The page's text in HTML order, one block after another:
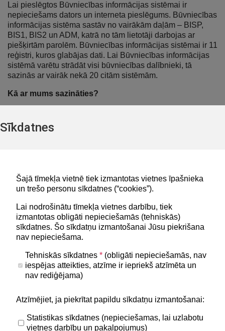
Sīkdatnes
Šajā tīmekļa vietnē tiek izmantotas vietnes īpašnieka
un trešo personu sīkdatnes (“cookies”).
Lai nodrošinātu tīmekļa vietnes darbību, tiek
izmantotas obligāti nepieciešamās (tehniskās)
sīkdatnes. Šo sīkdatņu izmantošanai Jūsu piekrišana
nav nepieciešama.
Tehniskās sīkdatnes *(obligāti nepieciešamās, nav
iespējas atteikties, atzīme ir iepriekš atzīmēta un
nav rediģējama)
Atzīmējiet, ja piekrītat papildu sīkdatņu izmantošanai:
Statistikas sīkdatnes (nepieciešamas, lai uzlabotu
vietnes darbību un pakalpojumus)
Lai pieslēgtos Būvniecības informācijas sistēmai ir
nepieciešams dators un interneta pieslēgums. Būvniecības
informācijas sistēma sastāv no vairākām daļām – BISP,
BIS1, BIS2 un ADM, katrā no tām lietotāji darbojas ar
piešķirtām parolēm. Būvniecības informācijas sistēmai ir 11
reģistri, kuros glabājas dati. Lai Būvniecības informācijas
sistēmā varētu strādāt visi būvniecības dalībnieki, tā
sazinās ar vairāk nekā 20 citām sistēmām.
Kā ar mums sazināties?
Tālrunis: 62004010
Lapa atjaunota 23.03.2026
Noderīgi
Privātuma politika
BIS lietošanas noteikumi
Lapas karte